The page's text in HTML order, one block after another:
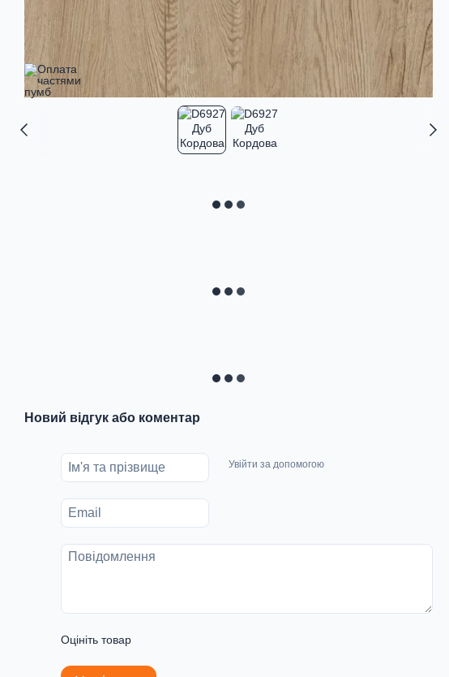
Новий відгук або коментар
Увійти за допомогою
Оцініть товар